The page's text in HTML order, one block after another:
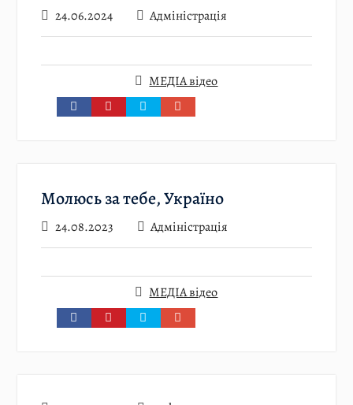
24.06.2024 Адміністрація
МЕДІА відео
Молюсь за тебе, Україно
24.08.2023 Адміністрація
МЕДІА відео